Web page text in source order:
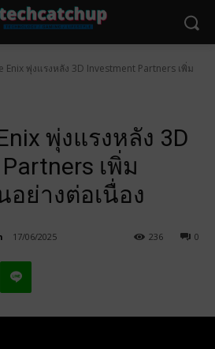
Enix พุ่งแรงหลัง 3D Investment Partners เพิ่ม
พุ่งแรงหลัง 3D
เพิ่ม
ย่างต่อเนื่อง
17/06/2025 0
236